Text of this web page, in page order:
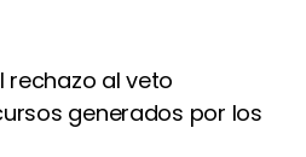
rechazo al veto
generados por los